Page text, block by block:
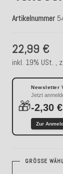
Artikelnummer
22,99 €
inkl. 19% USt. ,
🎁
Newsletter
Jetzt
-2,30 €
Zur
GRÖSSE